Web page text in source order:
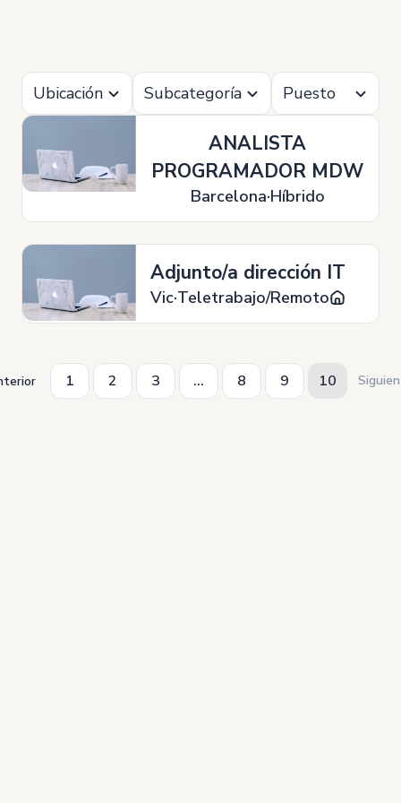
Ubicación Subcategoría Puesto
ANALISTA
PROGRAMADOR MDW
Barcelona Híbrido
Adjunto/a dirección IT
Vic Teletrabajo/Remoto
1 2 3 ... 8 9 10